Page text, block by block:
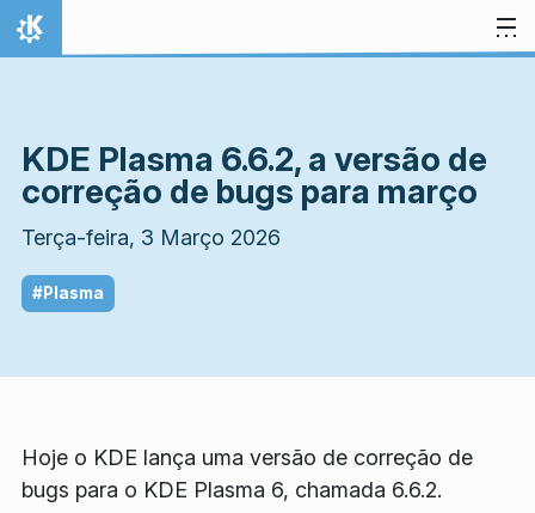
Ir para o conteúdo
Início
KDE Plasma 6.6.2, a versão de
correção de bugs para março
Terça-feira, 3 Março 2026
#Plasma
Hoje o KDE lança uma versão de correção de
bugs para o KDE Plasma 6, chamada 6.6.2.